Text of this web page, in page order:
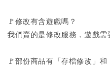
🚩修改有含遊戲嗎？
我們賣的是修改服務，遊戲需
🚩部份商品有「存檔修改」